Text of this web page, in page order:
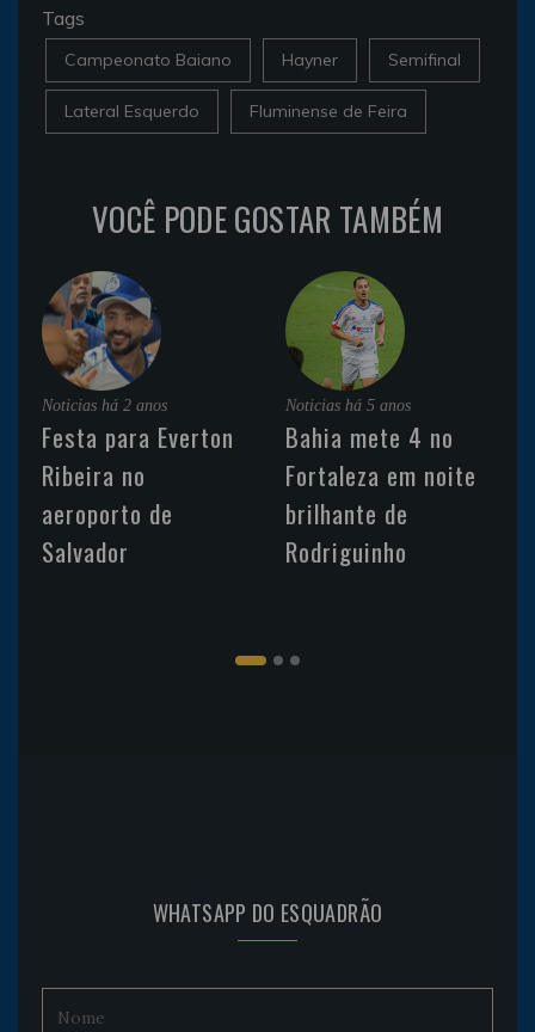
Tags
Campeonato Baiano Hayner Semifinal
Lateral Esquerdo Fluminense de Feira
VOCÊ PODE GOSTAR TAMBÉM
Noticias há 2 anos
Festa para Everton
Ribeira no
aeroporto de
Salvador
Noticias há 5 anos
Bahia mete 4 no
Fortaleza em noite
brilhante de
Rodriguinho
WHATSAPP DO ESQUADRÃO